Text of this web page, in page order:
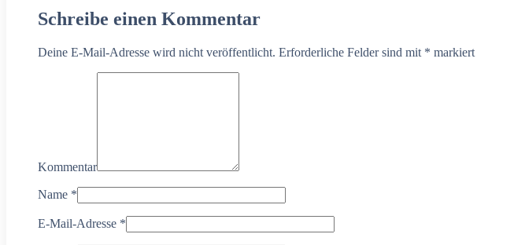
Schreibe einen Kommentar
Deine E-Mail-Adresse wird nicht veröffentlicht. Erforderliche Felder sind mit * markiert
Kommentar
Name *
E-Mail-Adresse *